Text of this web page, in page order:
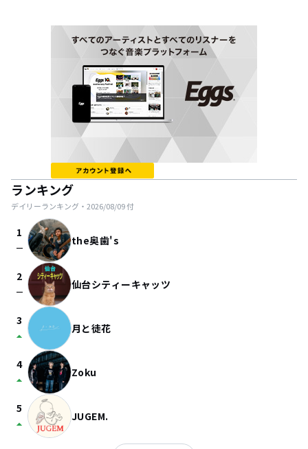
ランキング
デイリーランキング・ 2026/08/09付
1
check_indeterminate_small the奥歯's
2
check_indeterminate_small 仙台シティーキャッツ
3
arrow_drop_up 月と徒花
4
arrow_drop_up Zoku
5
arrow_drop_up JUGEM.